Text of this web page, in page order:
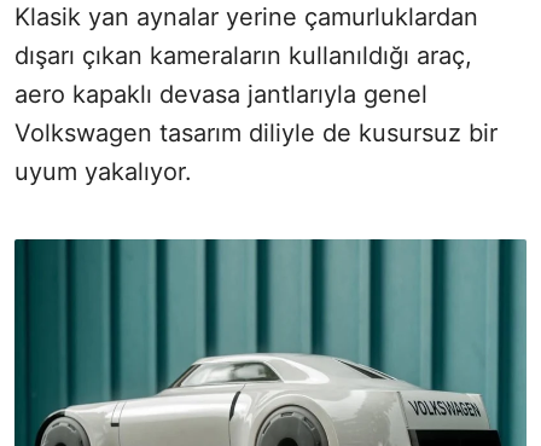
Klasik yan aynalar yerine çamurluklardan
dışarı çıkan kameraların kullanıldığı araç,
aero kapaklı devasa jantlarıyla genel
Volkswagen tasarım diliyle de kusursuz bir
uyum yakalıyor.